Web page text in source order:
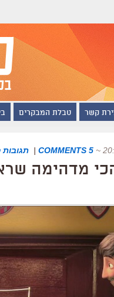
קשר טבלת המבקרים
~
5 COMMENTS
| תגובות
מדהימה